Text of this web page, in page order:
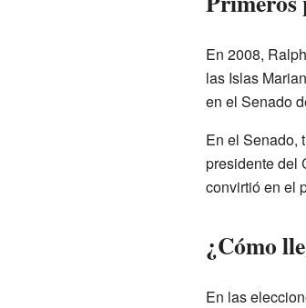
En 2008,
las Islas
en el Senado
En el Senado,
presidente del
convirtió en el
¿Cómo
En las